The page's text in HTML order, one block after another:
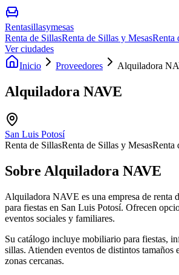
Rentasillasymesas
Renta de SillasRenta de Sillas y MesasRenta
Ver ciudades
Inicio
Proveedores Alquiladora
Alquiladora NAVE
San Luis Potosí
Renta de SillasRenta de Sillas y MesasRenta
Sobre Alquiladora NAVE
Alquiladora NAVE es una empresa de renta
para fiestas en San Luis Potosí. Ofrecen
eventos sociales y familiares.
Su catálogo incluye mobiliario para fiestas,
sillas. Atienden eventos de distintos tamaños
zonas cercanas.